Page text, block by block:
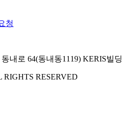
청
내로 64(동내동1119) KERIS빌딩
RESERVED